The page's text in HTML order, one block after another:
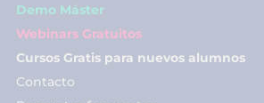
Demo Máster
Webinars Gratuitos
Cursos Gratis para nuevos alumnos
Contacto